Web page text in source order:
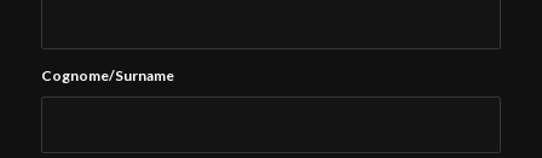
Cognome/Surname